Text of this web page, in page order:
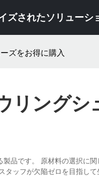
ズされたソリューシ
ズをお得に購入
リングシ
品です。 原材料の選択に
ッフが欠陥ゼロを目指し